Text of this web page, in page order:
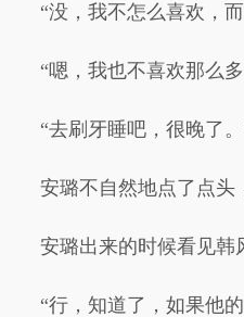
“没，我不怎么喜欢，
“嗯，我也不喜欢那么
“去刷牙睡吧，很晚了
安璐不自然地点了点头
安璐出来的时候看见韩
“行，知道了，如果他